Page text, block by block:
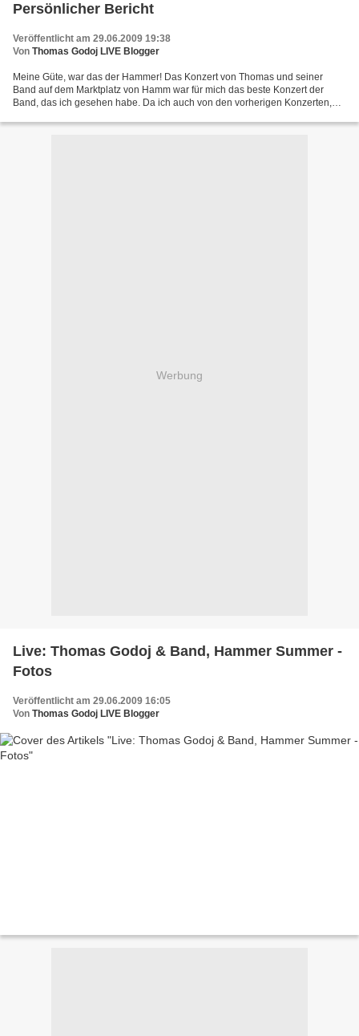
Persönlicher Bericht
Veröffentlicht am 29.06.2009 19:38
Von Thomas Godoj LIVE Blogger
Meine Güte, war das der Hammer! Das Konzert von Thomas und seiner
Band auf dem Marktplatz von Hamm war für mich das beste Konzert der
Band, das ich gesehen habe. Da ich auch von den vorherigen Konzerten,
Werbung
Live: Thomas Godoj & Band, Hammer Summer -
Fotos
Veröffentlicht am 29.06.2009 16:05
Von Thomas Godoj LIVE Blogger